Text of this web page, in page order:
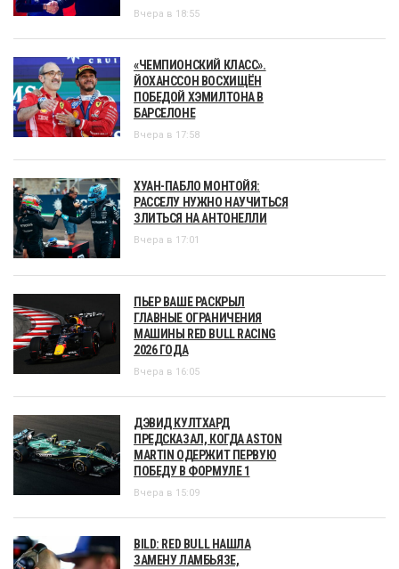
Вчера в 18:55
«ЧЕМПИОНСКИЙ КЛАСС».
ЙОХАНССОН ВОСХИЩЁН
ПОБЕДОЙ ХЭМИЛТОНА В
БАРСЕЛОНЕ
Вчера в 17:58
ХУАН-ПАБЛО МОНТОЙЯ:
РАССЕЛУ НУЖНО НАУЧИТЬСЯ
ЗЛИТЬСЯ НА АНТОНЕЛЛИ
Вчера в 17:01
ПЬЕР ВАШЕ РАСКРЫЛ
ГЛАВНЫЕ ОГРАНИЧЕНИЯ
МАШИНЫ RED BULL RACING
2026 ГОДА
Вчера в 16:05
ДЭВИД КУЛТХАРД
ПРЕДСКАЗАЛ, КОГДА ASTON
MARTIN ОДЕРЖИТ ПЕРВУЮ
ПОБЕДУ В ФОРМУЛЕ 1
Вчера в 15:09
BILD: RED BULL НАШЛА
ЗАМЕНУ ЛАМБЬЯЗЕ,